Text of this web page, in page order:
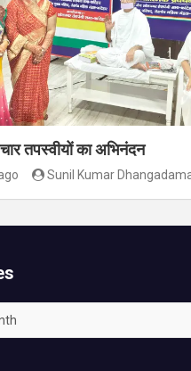
तपस्वीयों का अभिनंदन
Sunil Kumar